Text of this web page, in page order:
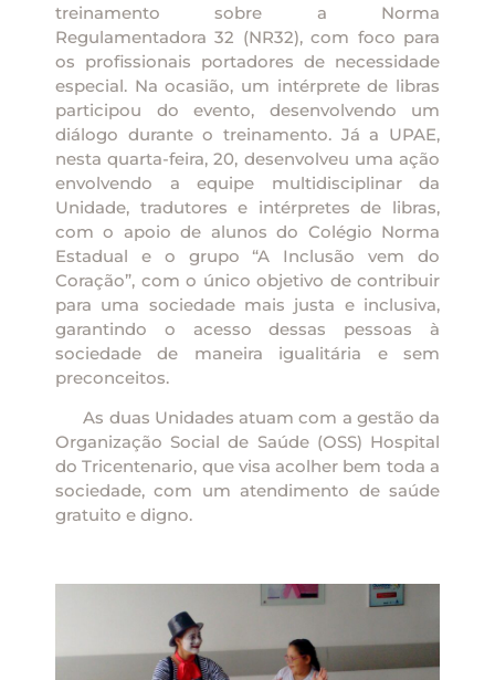
treinamento sobre a Norma
Regulamentadora 32 (NR32), com foco para
os profissionais portadores de necessidade
especial. Na ocasião, um intérprete de libras
participou do evento, desenvolvendo um
diálogo durante o treinamento. Já a UPAE,
nesta quarta-feira, 20, desenvolveu uma ação
envolvendo a equipe multidisciplinar da
Unidade, tradutores e intérpretes de libras,
com o apoio de alunos do Colégio Norma
Estadual e o grupo “A Inclusão vem do
Coração”, com o único objetivo de contribuir
para uma sociedade mais justa e inclusiva,
garantindo o acesso dessas pessoas à
sociedade de maneira igualitária e sem
preconceitos.
As duas Unidades atuam com a gestão da
Organização Social de Saúde (OSS) Hospital
do Tricentenario, que visa acolher bem toda a
sociedade, com um atendimento de saúde
gratuito e digno.